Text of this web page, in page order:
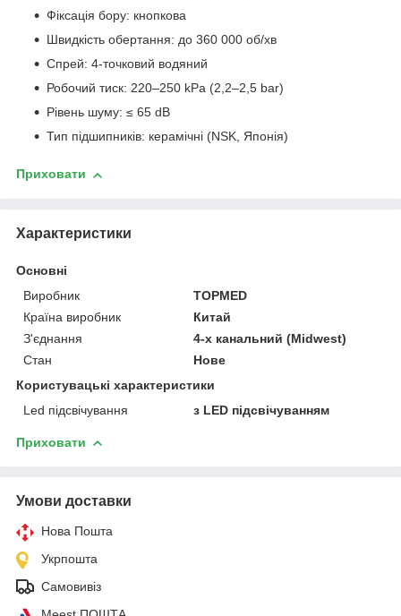
Фіксація бору: кнопкова
Швидкість обертання: до 360 000 об/хв
Спрей: 4-точковий водяний
Робочий тиск: 220–250 kPa (2,2–2,5 bar)
Рівень шуму: ≤ 65 dB
Тип підшипників: керамічні (NSK, Японія)
Приховати
Характеристики
Основні
Виробник
TOPMED
Країна виробник
Китай
З'єднання
4-х канальний (Midwest)
Стан
Нове
Користувацькі характеристики
Led підсвічування
з LED підсвічуванням
Приховати
Умови доставки
Нова Пошта
Укрпошта
Самовивіз